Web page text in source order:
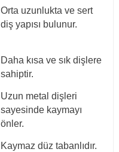
Orta uzunlukta ve sert
diş yapısı bulunur.
Daha kısa ve sık dişlere
sahiptir.
Uzun metal dişleri
sayesinde kaymayı
önler.
Kaymaz düz tabanlıdır.